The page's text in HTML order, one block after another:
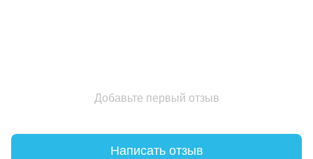
Добавьте первый отзыв
Написать отзыв